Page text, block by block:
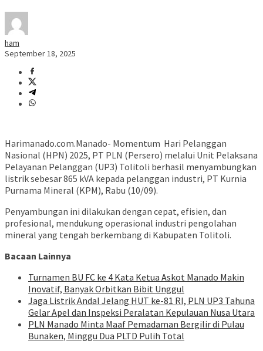
ham
September 18, 2025
Harimanado.com.Manado- Momentum Hari Pelanggan
Nasional (HPN) 2025, PT PLN (Persero) melalui Unit Pelaksana
Pelayanan Pelanggan (UP3) Tolitoli berhasil menyambungkan
listrik sebesar 865 kVA kepada pelanggan industri, PT Kurnia
Purnama Mineral (KPM), Rabu (10/09).
Penyambungan ini dilakukan dengan cepat, efisien, dan
profesional, mendukung operasional industri pengolahan
mineral yang tengah berkembang di Kabupaten Tolitoli.
Bacaan Lainnya
Turnamen BU FC ke 4 Kata Ketua Askot Manado Makin
Inovatif, Banyak Orbitkan Bibit Unggul
Jaga Listrik Andal Jelang HUT ke-81 RI, PLN UP3 Tahuna
Gelar Apel dan Inspeksi Peralatan Kepulauan Nusa Utara
PLN Manado Minta Maaf Pemadaman Bergilir di Pulau
Bunaken, Minggu Dua PLTD Pulih Total